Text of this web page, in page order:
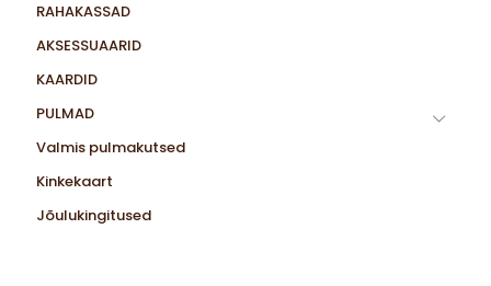
RAHAKASSAD
AKSESSUAARID
KAARDID
PULMAD
Valmis pulmakutsed
Kinkekaart
Jõulukingitused